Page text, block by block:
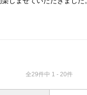
全29件中 1 - 20件